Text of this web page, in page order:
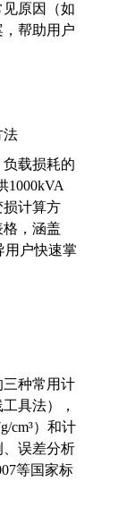
原因（如
帮助用户
法
载损耗的
1000kVA
损计算方
，涵盖
用户快速掌
种常用计
具法），
cm³）和计
误差分析
等国家标